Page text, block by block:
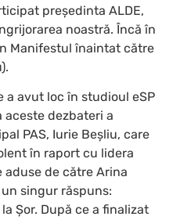
președinta ALDE,
noastră. Încă în
Manifestul înaintat către
a avut loc în studioul eSP
aceste dezbateri a
PAS, Iurie Beșliu, care
în raport cu lidera
aduse de către Arina
singur răspuns:
Șor. După ce a finalizat